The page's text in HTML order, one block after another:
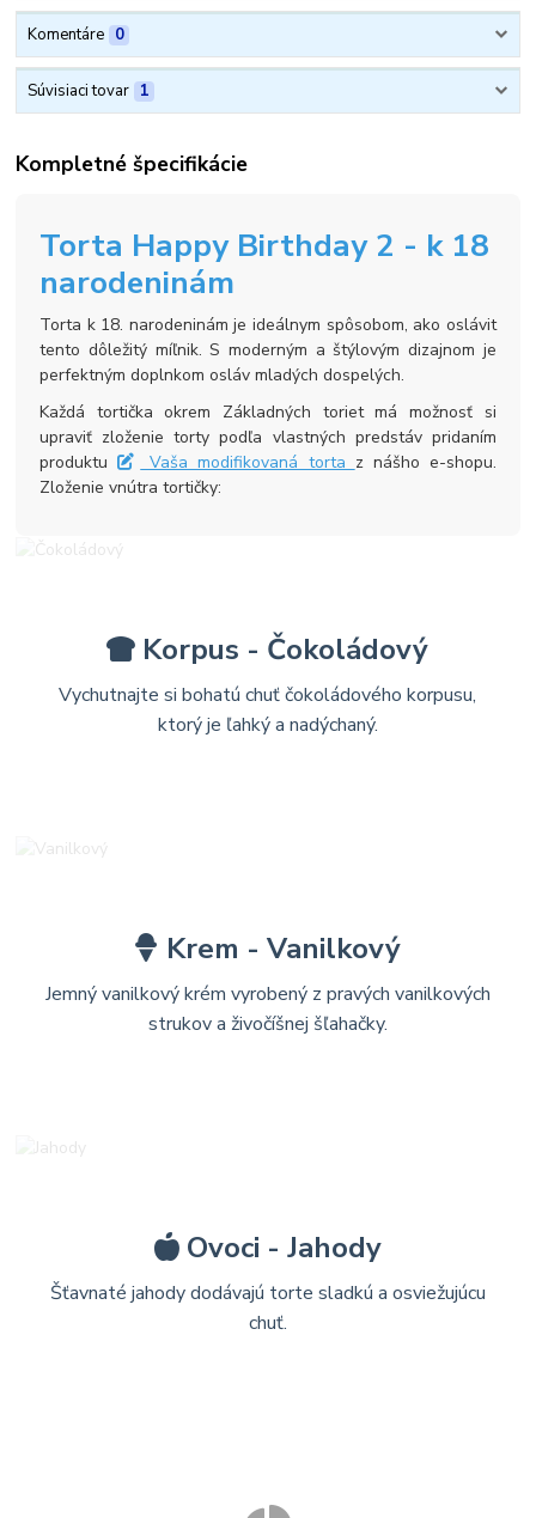
Komentáre 0
Súvisiaci tovar 1
Kompletné špecifikácie
Torta Happy Birthday 2 - k 18
narodeninám
Torta k 18. narodeninám je ideálnym spôsobom, ako oslávit
tento dôležitý míľnik. S moderným a štýlovým dizajnom je
perfektným doplnkom osláv mladých dospelých.
Každá tortička okrem Základných toriet má možnosť si
upraviť zloženie torty podľa vlastných predstáv pridaním
produktu
Vaša modifikovaná torta z nášho e-shopu.
Zloženie vnútra tortičky:
Korpus - Čokoládový
Vychutnajte si bohatú chuť čokoládového korpusu,
ktorý je ľahký a nadýchaný.
Krem - Vanilkový
Jemný vanilkový krém vyrobený z pravých vanilkových
strukov a živočíšnej šľahačky.
Ovoci - Jahody
Šťavnaté jahody dodávajú torte sladkú a osviežujúcu
chuť.